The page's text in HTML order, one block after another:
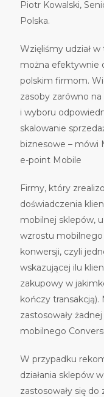
Piotr Kowalski,
Polska.
Wzięliśmy udział
można efektywnie
polskim firmom.
zasoby zarówno
i wyboru
skalowanie
biznesowe – mówi
e-point Mobile
Firmy, który
doświadczenia
mobilnej sklepów,
wzrostu mobilnego
konwersji, czyli
wskazującej ilu
zakupowy w
kończy
zastosowały
mobilnego
W przypadku
działania sklepów
zastosowały się do